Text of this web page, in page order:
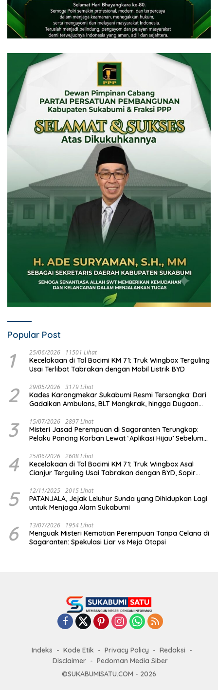
Popular Post
1 25/06/2026 11501 Lihat
Kecelakaan di Tol Bocimi KM 71: Truk Wingbox Terguling
Usai Terlibat Tabrakan dengan Mobil Listrik BYD
2 29/05/2026 3179 Lihat
Kades Karangmekar Sukabumi Resmi Tersangka: Dari
Gadaikan Ambulans, BLT Mangkrak, hingga Dugaan
3 15/07/2026 2897 Lihat
Misteri Jasad Perempuan di Sagaranten Terungkap:
Pelaku Pancing Korban Lewat ‘Aplikasi Hijau’ Sebelum
4 25/06/2026 2608 Lihat
Kecelakaan di Tol Bocimi KM 71: Truk Wingbox Asal
Cianjur Terguling Usai Tabrakan dengan BYD, Sopir
5 12/11/2025 2015 Lihat
PATANJALA, Jejak Leluhur Sunda yang Dihidupkan Lagi
untuk Menjaga Alam Sukabumi
6 13/07/2026 1954 Lihat
Menguak Misteri Kematian Perempuan Tanpa Celana di
Sagaranten: Spekulasi Liar vs Meja Otopsi
Indeks Kode Etik Privacy Policy
Redaksi
Disclaimer
Pedoman Media Siber
©SUKABUMISATU.COM - 2026